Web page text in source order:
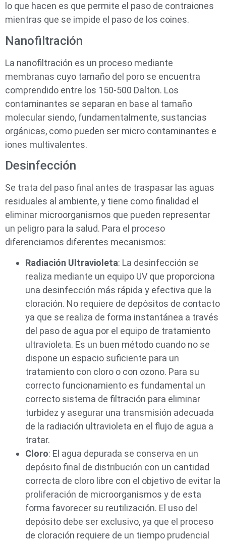
lo que hacen es que permite el paso de contraiones
mientras que se impide el paso de los coines.
Nanofiltración
La nanofiltración es un proceso mediante
membranas cuyo tamaño del poro se encuentra
comprendido entre los 150-500 Dalton. Los
contaminantes se separan en base al tamaño
molecular siendo, fundamentalmente, sustancias
orgánicas, como pueden ser micro contaminantes e
iones multivalentes.
Desinfección
Se trata del paso final antes de traspasar las aguas
residuales al ambiente, y tiene como finalidad el
eliminar microorganismos que pueden representar
un peligro para la salud. Para el proceso
diferenciamos diferentes mecanismos:
Radiación Ultravioleta: La desinfección se
realiza mediante un equipo UV que proporciona
una desinfección más rápida y efectiva que la
cloración. No requiere de depósitos de contacto
ya que se realiza de forma instantánea a través
del paso de agua por el equipo de tratamiento
ultravioleta. Es un buen método cuando no se
dispone un espacio suficiente para un
tratamiento con cloro o con ozono. Para su
correcto funcionamiento es fundamental un
correcto sistema de filtración para eliminar
turbidez y asegurar una transmisión adecuada
de la radiación ultravioleta en el flujo de agua a
tratar.
Cloro: El agua depurada se conserva en un
depósito final de distribución con un cantidad
correcta de cloro libre con el objetivo de evitar la
proliferación de microorganismos y de esta
forma favorecer su reutilización. El uso del
depósito debe ser exclusivo, ya que el proceso
de cloración requiere de un tiempo prudencial